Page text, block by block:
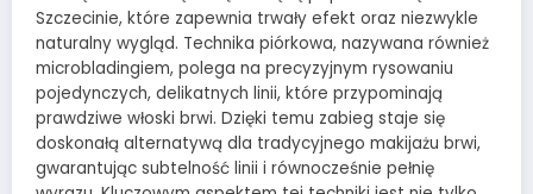
Szczecinie, które zapewnia trwały efekt oraz niezwykle
naturalny wygląd. Technika piórkowa, nazywana również
microbladingiem, polega na precyzyjnym rysowaniu
pojedynczych, delikatnych linii, które przypominają
prawdziwe włoski brwi. Dzięki temu zabieg staje się
doskonałą alternatywą dla tradycyjnego makijażu brwi,
gwarantując subtelność linii i równocześnie pełnię